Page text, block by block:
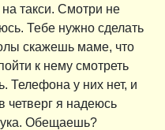
такси. Смотри не
Тебе нужно сделать
скажешь маме, что
к нему смотреть
Телефона у них нет, и
четверг я надеюсь
Обещаешь?